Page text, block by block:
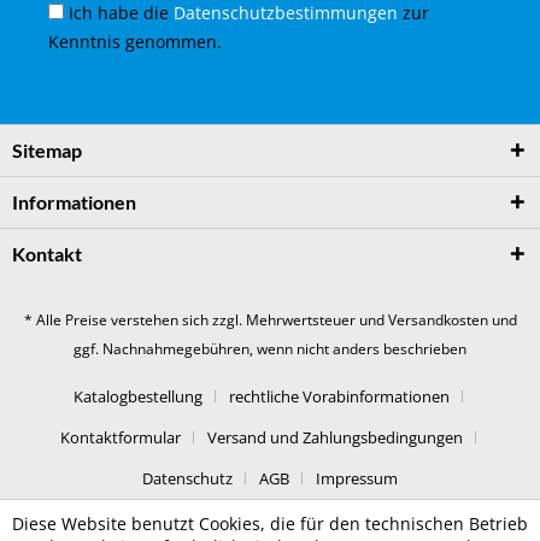
Ich habe die Datenschutzbestimmungen zur
Kenntnis genommen.
Sitemap
Informationen
Kontakt
* Alle Preise verstehen sich zzgl. Mehrwertsteuer undVersandkostenund
ggf. Nachnahmegebühren, wenn nicht anders beschrieben
Katalogbestellung
rechtliche Vorabinformationen
Kontaktformular
Versand und Zahlungsbedingungen
Datenschutz
AGB Impressum
Diese Website benutzt Cookies, die für den technischen Betrieb